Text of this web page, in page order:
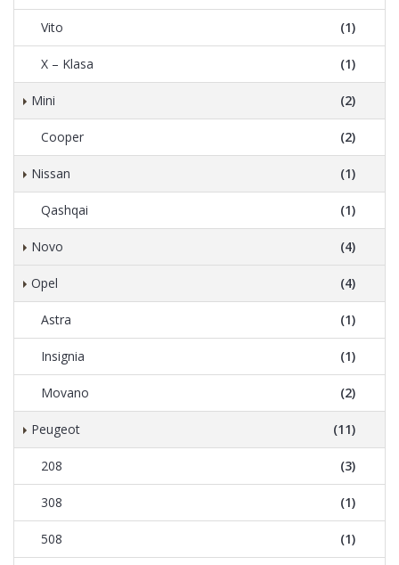
Vito (1)
X – Klasa (1)
Mini (2)
Cooper (2)
Nissan (1)
Qashqai (1)
Novo (4)
Opel (4)
Astra (1)
Insignia (1)
Movano (2)
Peugeot (11)
208 (3)
308 (1)
508 (1)